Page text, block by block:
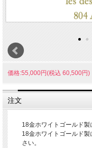
価格:55,000円(税込 60,500円)
注文
18金ホワイトゴールド製
18金ホワイトゴールド
さい。